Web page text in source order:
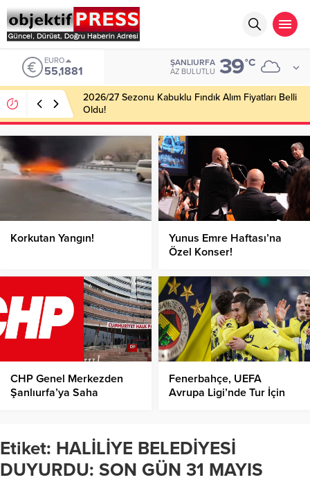
EURO
55,1881
ŞANLIURFA
AZ BULUTLU 39°C
2026/27 Sezonu Kabuklu Fındık Alım Fiyatları Belli
Oldu!
Korkutan Yangın!
Yunus Emre Haftası’na
Özel Konser!
CHP Genel Merkezden
Şanlıurfa’ya Saha
Fenerbahçe, UEFA
Avrupa Ligi’nde Tur İçin
Etiket: HALİLİYE BELEDİYESİ
DUYURDU: SON GÜN 31 MAYIS